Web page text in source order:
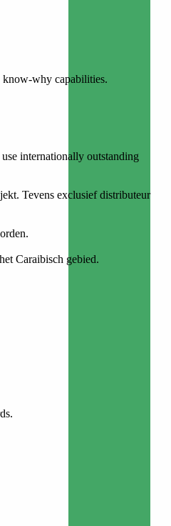
know-why capabilities.
internationally outstanding
Tevens exclusief distributeur
Caraibisch gebied.